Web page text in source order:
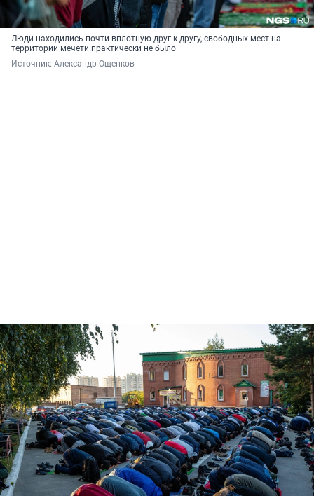
Люди находились почти вплотную друг к другу, свободных мест на
территории мечети практически не было
Источник: Александр Ощепков